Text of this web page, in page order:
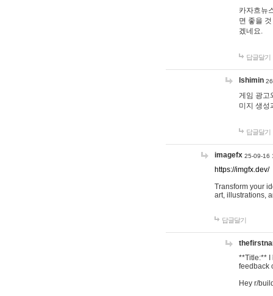
카자흐뉴
면 좋을
겠네요.
답글달기
lshimin
게임 광고
미지 생성
답글달기
imagefx 25-09-16
https://imgfx.dev/
Transform your
art, illustrations,
답글달기
**Title:** I
feedback
Hey r/